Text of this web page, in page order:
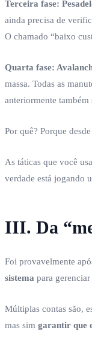
Terceira fase:
ainda precisa de
O chamado “baixo
Quarta fase:
massa. Todas as
anteriormente
Por quê? Porque
As táticas que você
verdade está jogando
III. Da
Foi provavelmente
sistema para gerenciar
Múltiplas contas são,
mas sim garantir que